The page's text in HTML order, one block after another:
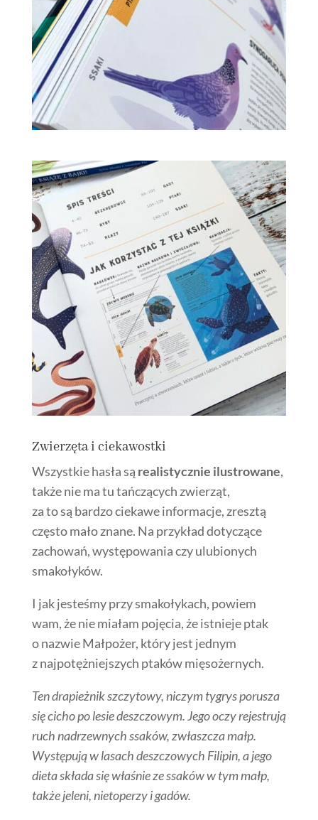
Zwierzęta i ciekawostki
Wszystkie hasła są realistycznie ilustrowane,
także nie ma tu tańczących zwierząt,
za to są bardzo ciekawe informacje, zresztą
często mało znane. Na przykład dotyczące
zachowań, występowania czy ulubionych
smakołyków.
I jak jesteśmy przy smakołykach, powiem
wam, że nie miałam pojęcia, że istnieje ptak
o nazwie Małpożer, który jest jednym
z najpotężniejszych ptaków mięsożernych.
Ten drapieżnik szczytowy, niczym tygrys porusza
się cicho po lesie deszczowym. Jego oczy rejestrują
ruch nadrzewnych ssaków, zwłaszcza małp.
Występują w lasach deszczowych Filipin, a jego
dieta składa się właśnie ze ssaków w tym małp,
także jeleni, nietoperzy i gadów.